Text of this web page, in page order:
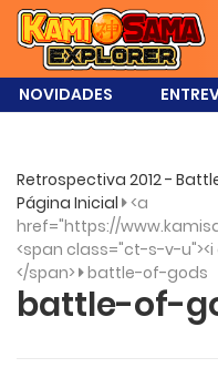
NOVIDADES
Retrospectiva 2012 -
Página Inicial <a
href="https://
<span class="ct-s-v-
</span> battle-of-gods
battle-of-